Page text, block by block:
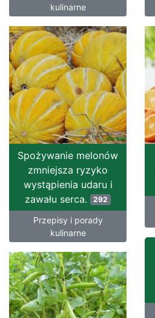
kulinarne
Spożywanie melonów
zmniejsza ryzyko
wystąpienia udaru i
zawału serca. 292
Przepisy i porady
kulinarne